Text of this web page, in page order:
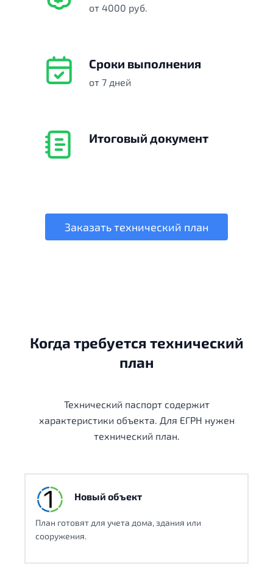
от 4000 руб.
Сроки выполнения
от 7 дней
Итоговый документ
Заказать технический план
Когда требуется технический
план
Технический паспорт содержит
характеристики объекта. Для ЕГРН нужен
технический план.
Новый объект
План готовят для учета дома, здания или
сооружения.